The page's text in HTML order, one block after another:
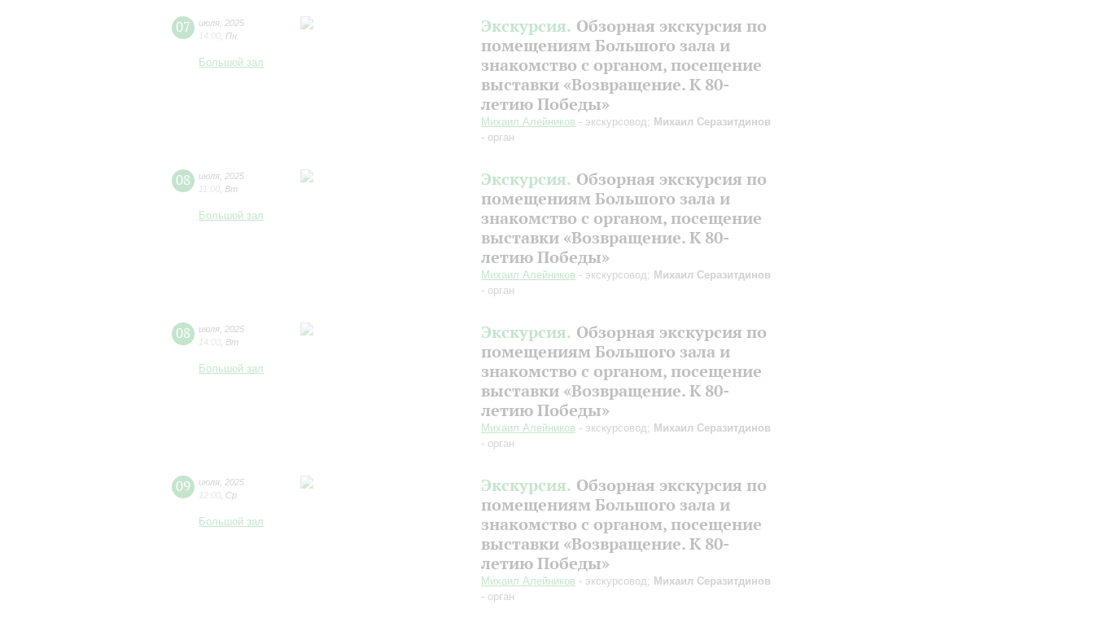
07 июля 2025
14:00 Пн
Большой зал
Экскурсия. Обзорная экскурсия по
помещениям Большого зала и
знакомство с органом, посещение
выставки «Возвращение. К 80-
летию Победы»
Михаил Алейников - экскурсовод; Михаил Серазитдинов
- орган
08 июля 2025
11:00 Вт
Большой зал
Экскурсия. Обзорная экскурсия по
помещениям Большого зала и
знакомство с органом, посещение
выставки «Возвращение. К 80-
летию Победы»
Михаил Алейников - экскурсовод; Михаил Серазитдинов
- орган
08 июля 2025
14:00 Вт
Большой зал
Экскурсия. Обзорная экскурсия по
помещениям Большого зала и
знакомство с органом, посещение
выставки «Возвращение. К 80-
летию Победы»
Михаил Алейников - экскурсовод; Михаил Серазитдинов
- орган
09 июля 2025
12:00 Ср
Большой зал
Экскурсия. Обзорная экскурсия по
помещениям Большого зала и
знакомство с органом, посещение
выставки «Возвращение. К 80-
летию Победы»
Михаил Алейников - экскурсовод; Михаил Серазитдинов
- орган